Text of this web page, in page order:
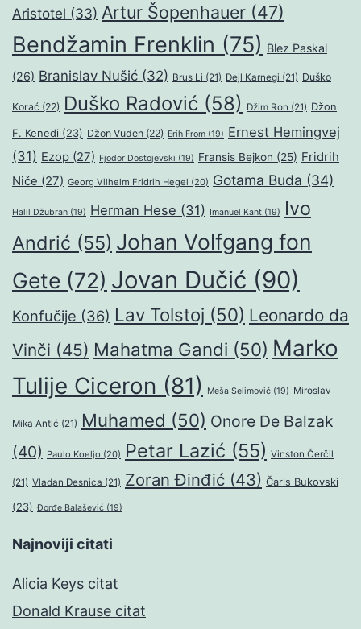
Aristotel (33) Artur Šopenhauer (47)
Bendžamin Frenklin (75) Blez Paskal
(26) Branislav Nušić (32) Brus Li (21) Dejl Karnegi (21) Duško
Korać (22) Duško Radović (58) Džim Ron (21) Džon
F. Kenedi (23) Džon Vuden (22) Erih From (19) Ernest Hemingvej
(31) Ezop (27) Fjodor Dostojevski (19) Fransis Bejkon (25) Fridrih
Niče (27) Georg Vilhelm Fridrih Hegel (20) Gotama Buda (34)
Halil Džubran (19) Herman Hese (31) Imanuel Kant (19)
Ivo
Andrić (55) Johan Volfgang fon
Gete (72) Jovan Dučić (90)
Konfučije (36) Lav Tolstoj (50) Leonardo da
Vinči (45) Mahatma Gandi (50) Marko
Tulije Ciceron (81) Meša Selimović (19) Miroslav
Mika Antić (21) Muhamed (50) Onore De Balzak
(40) Paulo Koeljo (20) Petar Lazić (55) Vinston Čerčil
(21) Vladan Desnica (21) Zoran Đinđić (43) Čarls Bukovski
(23) Đorđe Balašević (19)
Najnoviji citati
Alicia Keys citat
Donald Krause citat